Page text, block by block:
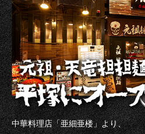
中華料理店「亜細亜楼」より、